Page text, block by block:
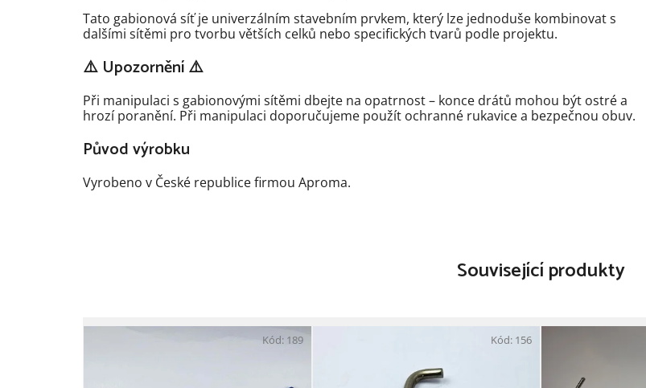
Tato gabionová síť je univerzálním stavebním prvkem, který lze jednoduše kombinovat s
dalšími sítěmi pro tvorbu větších celků nebo specifických tvarů podle projektu.
⚠️ Upozornění ⚠️
Při manipulaci s gabionovými sítěmi dbejte na opatrnost – konce drátů mohou být ostré a
hrozí poranění. Při manipulaci doporučujeme použít ochranné rukavice a bezpečnou obuv.
Původ výrobku
Vyrobeno v České republice firmou Aproma.
Související produkty
Kód: 189 Kód: 156